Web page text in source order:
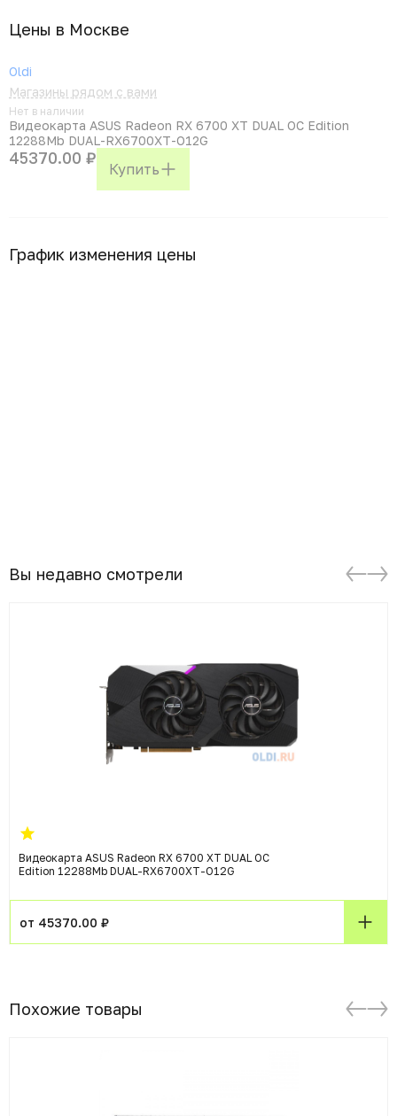
Цены в Москвe
Oldi
Магазины рядом с вами
Нет в наличии
Видеокарта ASUS Radeon RX 6700 XT DUAL OC Edition
12288Mb DUAL-RX6700XT-O12G
45370.00 ₽
Купить
График изменения цены
Вы недавно смотрели
Видеокарта ASUS Radeon RX 6700 XT DUAL OC
Edition 12288Mb DUAL-RX6700XT-O12G
от 45370.00 ₽
Похожие товары